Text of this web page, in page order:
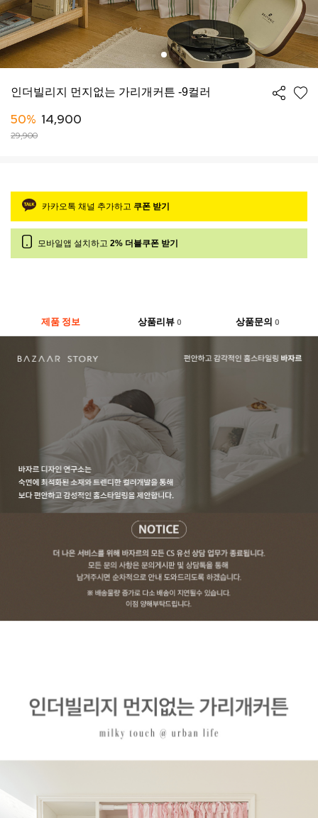
인더빌리지 먼지없는 가리개커튼 -9컬러
50% 14,900
29,900
카카오톡 채널 추가하고 쿠폰 받기
모바일앱 설치하고 2% 더블쿠폰 받기
제품 정보 상품리뷰 0 상품문의0